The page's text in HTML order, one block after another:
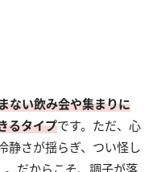
ない飲み会や集まりに
るタイプです。ただ、心
静さが揺らぎ、つい怪し
だからこそ、調子が落